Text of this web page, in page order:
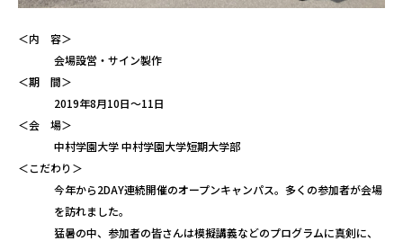
＜内 容＞
会場設営・サイン製作
＜期 間＞
2019年8月10日～11日
＜会 場＞
中村学園大学 中村学園大学短期大学部
＜こだわり＞
今年から2DAY連続開催のオープンキャンパス。多くの参加者が会場
を訪れました。
猛暑の中、参加者の皆さんは模擬講義などのプログラムに真剣に、